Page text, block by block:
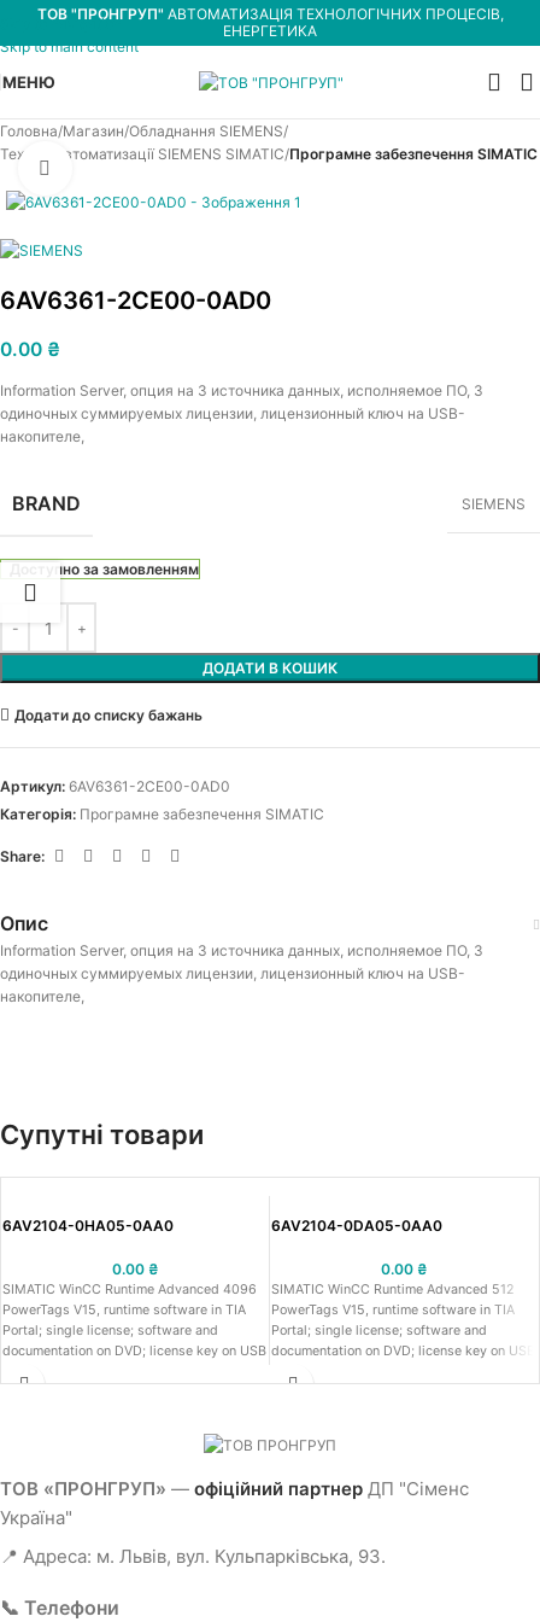
Skip to navigation
Skip to main content
ТОВ "ПРОНГРУП" АВТОМАТИЗАЦІЯ ТЕХНОЛОГІЧНИХ ПРОЦЕСІВ,
ЕНЕРГЕТИКА
МЕНЮ
Головна Магазин Обладнання SIEMENS
Техніка автоматизації SIEMENS SIMATIC Програмне забезпечення SIMATIC
6AV6361-2CE00-0AD0
0.00 ₴
Information Server, опция на 3 источника данных, исполняемое ПО, 3
одиночных суммируемых лицензии, лицензионный ключ на USB-
накопителе,
BRAND SIEMENS
Доступно за замовленням
ДОДАТИ В КОШИК
Додати до списку бажань
Артикул: 6AV6361-2CE00-0AD0
Категорія: Програмне забезпечення SIMATIC
Share:
Опис
Information Server, опция на 3 источника данных, исполняемое ПО, 3
одиночных суммируемых лицензии, лицензионный ключ на USB-
накопителе,
Супутні товари
6AV2104-0HA05-0AA0
0.00 ₴
SIMATIC WinCC Runtime Advanced 4096
PowerTags V15, runtime software in TIA
Portal; single license; software and
documentation on DVD; license key on USB
8.1/10 (64 bit), WinSrv 2008 R2/2012
6AV2104-0DA05-0AA0
0.00 ₴
SIMATIC WinCC Runtime Advanced 512
PowerTags V15, runtime software in TIA
Portal; single license; software and
documentation on DVD; license key on USB
R2/2016 (64 bit)
ТОВ «ПРОНГРУП» — офіційний партнер ДП "Сіменс
Україна"
📍 Адреса: м. Львів, вул. Кульпарківська, 93.
📞 Телефони